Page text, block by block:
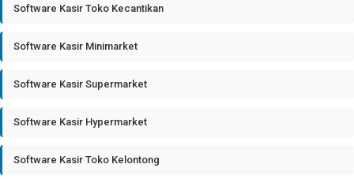
Software Kasir Toko Kecantikan
Software Kasir Minimarket
Software Kasir Supermarket
Software Kasir Hypermarket
Software Kasir Toko Kelontong